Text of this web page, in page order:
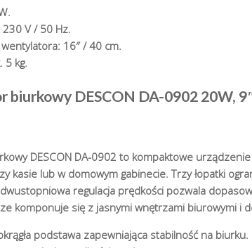
230 V / 50 Hz.
16″ / 40 cm.
5 kg.
DESCON DA-0902 20W,
DESCON DA-0902 to kompaktowe
kasie lub w domowym gabinecie. Trzy łopatki
regulacja prędkości pozwala
komponuje się z jasnymi wnętrzami biurowymi i
podstawa zapewniająca stabilność na biurku.